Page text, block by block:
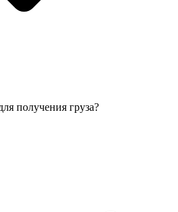
получения груза?